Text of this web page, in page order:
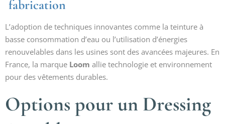
fabrication
L’adoption de techniques innovantes comme la teinture à
basse consommation d’eau ou l’utilisation d’énergies
renouvelables dans les usines sont des avancées majeures. En
France, la marque Loom allie technologie et environnement
pour des vêtements durables.
Options pour un Dressing